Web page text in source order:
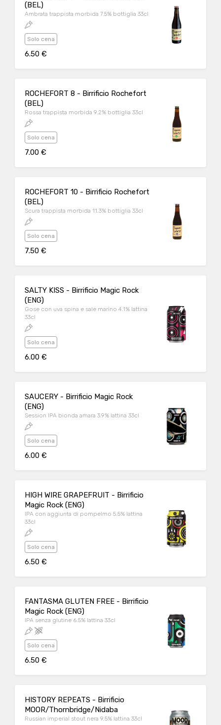
(BEL)
Ambrata trappista morbida 7.5% bottiglia 33cl
Solo cena
6.50 €
ROCHEFORT 8 - Birrificio Rochefort
(BEL)
Rossa trappista morbida 9.2% bottiglia 33cl
Solo cena
7.00 €
ROCHEFORT 10 - Birrificio Rochefort
(BEL)
Scura trappista morbida 11.3% bottiglia 33cl
Solo cena
7.50 €
SALTY KISS - Birrificio Magic Rock
(ENG)
Gose con uva spina e sale marino 4.1% lattina
33cl
Solo cena
6.00 €
SAUCERY - Birrificio Magic Rock
(ENG)
Session IPA bionda amara 3.9% lattina 33cl
Solo cena
6.00 €
HIGH WIRE GRAPEFRUIT - Birrificio
Magic Rock (ENG)
IPA con aggiunta di pompelmo 5.5% lattina
33cl
Solo cena
6.50 €
FANTASMA GLUTEN FREE - Birrificio
Magic Rock (ENG)
IPA senza glutine 6.5% lattina 33cl
Solo cena
6.50 €
HISTORY REPEATS - Birrificio
MOOR/Thornbridge/Nidaba
Russian imperial stout nera 9.5% lattina 33cl